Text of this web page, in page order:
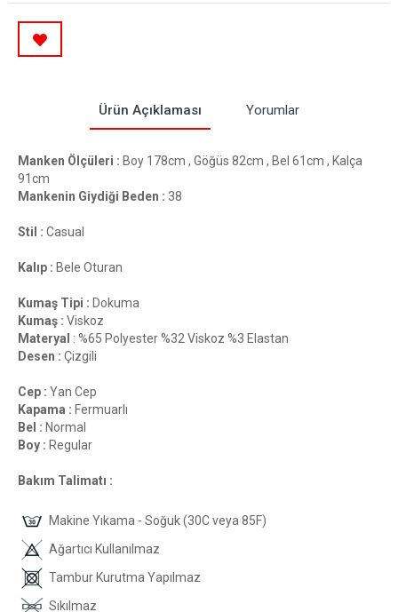
Ürün Açıklaması Yorumlar
Manken Ölçüleri : Boy 178cm , Göğüs 82cm , Bel 61cm , Kalça
91cm
Mankenin Giydiği Beden : 38
Stil : Casual
Kalıp : Bele Oturan
Kumaş Tipi : Dokuma
Kumaş : Viskoz
Materyal : %65 Polyester %32 Viskoz %3 Elastan
Desen : Çizgili
Cep : Yan Cep
Kapama : Fermuarlı
Bel : Normal
Boy : Regular
Bakım Talimatı :
Makine Yıkama - Soğuk (30C veya 85F)
Ağartıcı Kullanılmaz
Tambur Kurutma Yapılmaz
Sıkılmaz